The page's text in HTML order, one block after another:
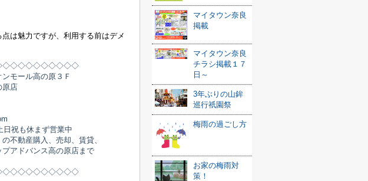
は魅力ですが、利用する前はデメ
モール高の原３Ｆ
原店
祝も休まず営業中
不動産購入、売却、賃貸、
アドバンス高の原店まで
マイタウン奈良
掲載
マイタウン奈良
チラシ掲載１７
日～
3年ぶりの山鉾
巡行祇園祭
梅雨の過ごし方
お家の梅雨対
策！